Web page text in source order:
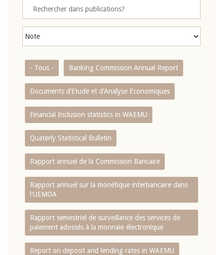
- Tous - Banking Commission Annual Report
Documents d’Etude et d’Analyse Economiques
Financial Inclusion statistics in WAEMU
Quaterly Statistical Bulletin
Rapport annuel de la Commission Bancaire
Rapport annuel sur la monétique interbancaire dans
l'UEMOA
Rapport semestriel de surveillance des services de
paiement adossés à la monnaie électronique
Report on deposit and lending rates in WAEMU